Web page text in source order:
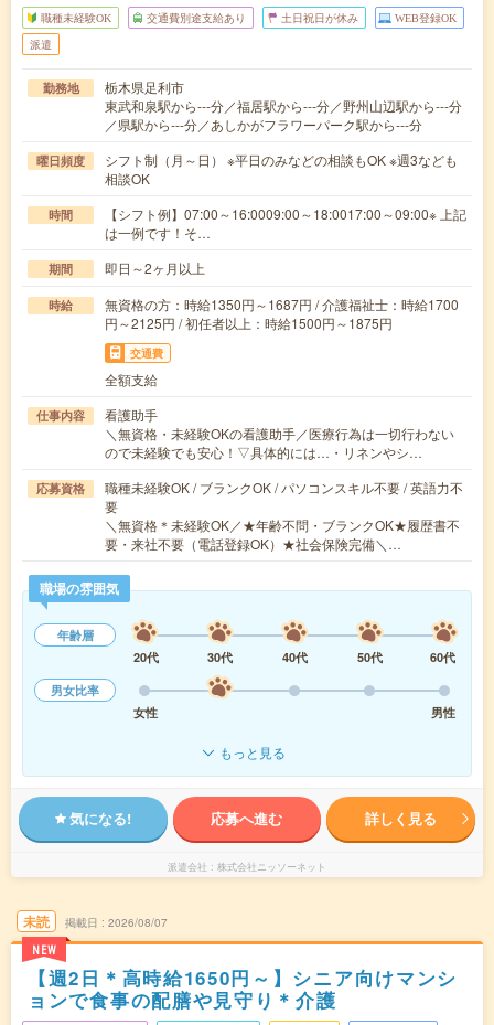
職種未経験OK 交通費別途支給あり 土日祝日が休み WEB登録OK
派遣
勤務地
栃木県足利市
東武和泉駅から---分／福居駅から---分／野州山辺駅から---分
／県駅から---分／あしかがフラワーパーク駅から---分
曜日頻度
シフト制（月～日） ※平日のみなどの相談もOK ※週3なども
相談OK
時間
【シフト例】07:00～16:0009:00～18:0017:00～09:00※ 上記
は一例です！そ…
期間 即日～2ヶ月以上
時給
無資格の方：時給1350円～1687円 / 介護福祉士：時給1700
円～2125円 / 初任者以上：時給1500円～1875円
交通費
全額支給
仕事内容
看護助手
＼無資格・未経験OKの看護助手／医療行為は一切行わない
ので未経験でも安心！▽具体的には…・リネンやシ…
応募資格
職種未経験OK / ブランクOK / パソコンスキル不要 / 英語力不
要
＼無資格＊未経験OK／★年齢不問・ブランクOK★履歴書不
要・来社不要（電話登録OK）★社会保険完備＼…
職場の雰囲気
年齢層
20代
30代 40代 50代
60代
男女比率
女性
男性
もっと見る
気になる! 応募へ進む 詳しく見る
派遣会社 株式会社ニッソーネット
未読
NEW
掲載日 2026/08/07
【週2日＊高時給1650円～】シニア向けマンシ
ョンで食事の配膳や見守り＊介護